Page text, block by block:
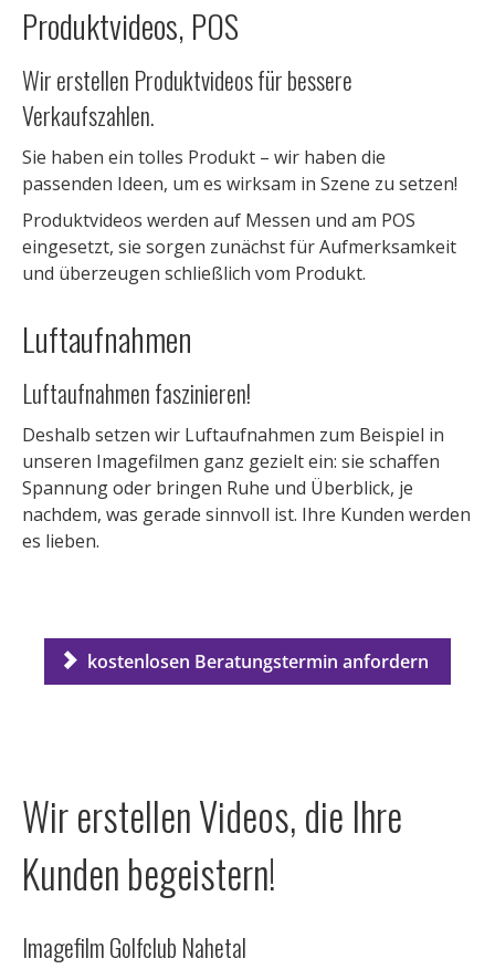
Produktvideos, POS
Wir erstellen Produktvideos für bessere
Verkaufszahlen.
Sie haben ein tolles Produkt – wir haben die
passenden Ideen, um es wirksam in Szene zu setzen!
Produktvideos werden auf Messen und am POS
eingesetzt, sie sorgen zunächst für Aufmerksamkeit
und überzeugen schließlich vom Produkt.
Luftaufnahmen
Luftaufnahmen faszinieren!
Deshalb setzen wir Luftaufnahmen zum Beispiel in
unseren Imagefilmen ganz gezielt ein: sie schaffen
Spannung oder bringen Ruhe und Überblick, je
nachdem, was gerade sinnvoll ist. Ihre Kunden werden
es lieben.
kostenlosen Beratungstermin anfordern
Wir erstellen Videos, die Ihre
Kunden begeistern!
Imagefilm Golfclub Nahetal